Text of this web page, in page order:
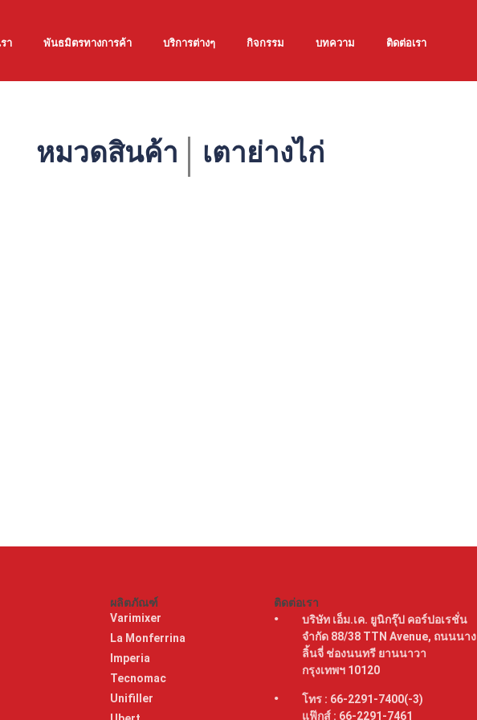
า พันธมิตรทางการค้า บริการต่างๆ กิจกรรม บทความ ติดต่อเรา
หมวดสินค้า เตาย่างไก่
ผลิตภัณฑ์
Varimixer
La Monferrina
Imperia
Tecnomac
Unifiller
ติดต่อเรา
บริษัท เอ็ม.เค. ยูนิกรุ๊ป คอร์ปอเรชั่น
จำกัด 88/38 TTN Avenue, ถนนนาง
ลิ้นจี่ ช่องนนทรี ยานนาวา
กรุงเทพฯ 10120
โทร : 66-2291-7400(-3)
แฟ๊กส์ : 66-2291-7461